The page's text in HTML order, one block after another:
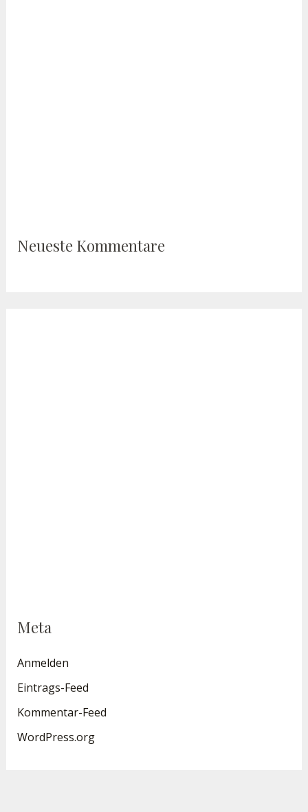
Neueste Kommentare
Meta
Anmelden
Eintrags-Feed
Kommentar-Feed
WordPress.org